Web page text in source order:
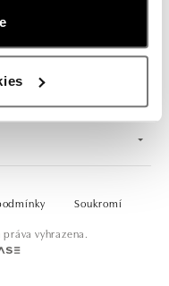
vyhrazena.
Soukromí